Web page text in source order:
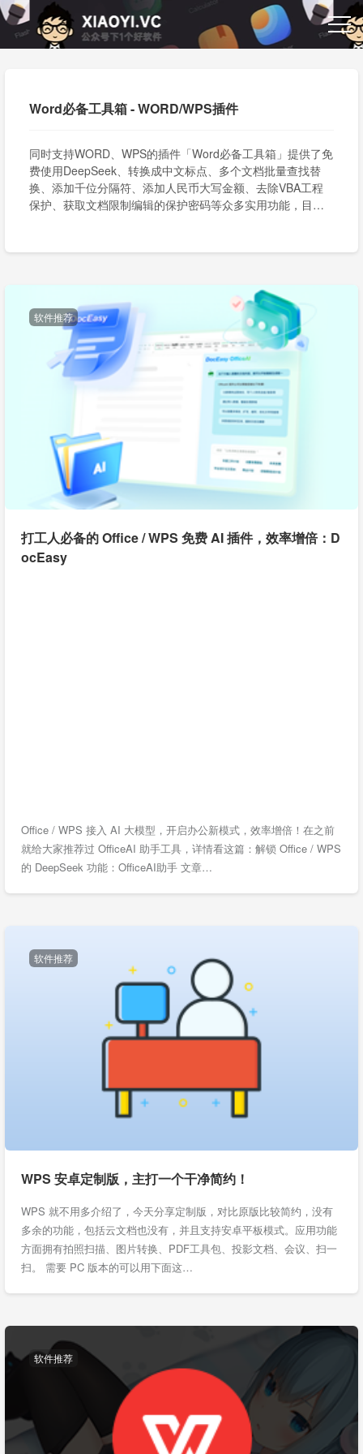
Word必备工具箱 - WORD/WPS插件
同时支持WORD、WPS的插件「Word必备工具箱」提供了免
费使用DeepSeek、转换成中文标点、多个文档批量查找替
换、添加千位分隔符、添加人民币大写金额、去除VBA工程
保护、获取文档限制编辑的保护密码等众多实用功能，目前
软件推荐
打工人必备的 Office / WPS 免费 AI 插件，效率增倍：D
ocEasy
Office / WPS 接入 AI 大模型，开启办公新模式，效率增倍！在之前
就给大家推荐过 OfficeAI 助手工具，详情看这篇：解锁 Office / WPS
的 DeepSeek 功能：OfficeAI助手 文章…
软件推荐
WPS 安卓定制版，主打一个干净简约！
WPS 就不用多介绍了，今天分享定制版，对比原版比较简约，没有
多余的功能，包括云文档也没有，并且支持安卓平板模式。应用功能
方面拥有拍照扫描、图片转换、PDF工具包、投影文档、会议、扫一
扫。 需要 PC 版本的可以用下面这…
软件推荐